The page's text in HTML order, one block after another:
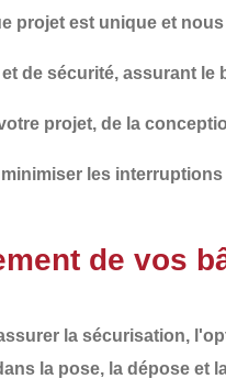
projet est unique et
de sécurité, assurant le
projet, de la
les
de vos
la sécurisation, l'
la pose, la dépose et